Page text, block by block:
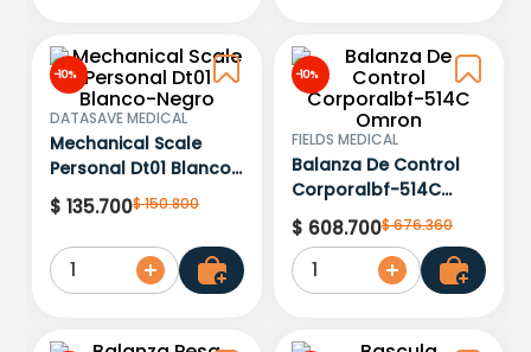
-10 %
DATASAVE MEDICAL
Mechanical Scale
Personal Dt01 Blanco-
Negro
$ 135.700$150.800
1
-10 %
FIELDS MEDICAL
Balanza De Control
Corporalbf-514C
Omron
$ 608.700$676.360
1